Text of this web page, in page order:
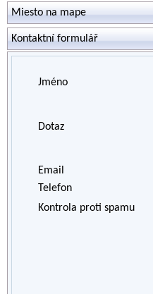
Miesto na mape
Kontaktní formulář
Jméno
Dotaz
Email
Telefon
Kontrola proti spamu